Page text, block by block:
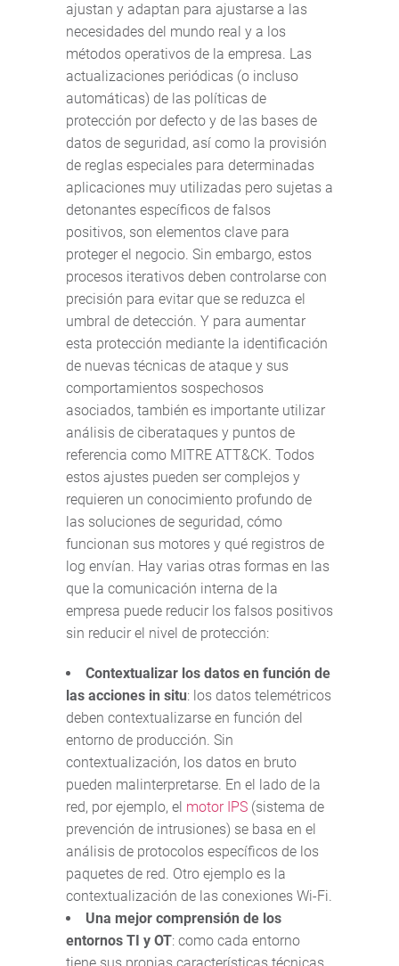
ajustan y adaptan para ajustarse a las
necesidades del mundo real y a los
métodos operativos de la empresa. Las
actualizaciones periódicas (o incluso
automáticas) de las políticas de
protección por defecto y de las bases de
datos de seguridad, así como la provisión
de reglas especiales para determinadas
aplicaciones muy utilizadas pero sujetas a
detonantes específicos de falsos
positivos, son elementos clave para
proteger el negocio. Sin embargo, estos
procesos iterativos deben controlarse con
precisión para evitar que se reduzca el
umbral de detección. Y para aumentar
esta protección mediante la identificación
de nuevas técnicas de ataque y sus
comportamientos sospechosos
asociados, también es importante utilizar
análisis de ciberataques y puntos de
referencia como MITRE ATT&CK. Todos
estos ajustes pueden ser complejos y
requieren un conocimiento profundo de
las soluciones de seguridad, cómo
funcionan sus motores y qué registros de
log envían. Hay varias otras formas en las
que la comunicación interna de la
empresa puede reducir los falsos positivos
sin reducir el nivel de protección:
Contextualizar los datos en función de
las acciones in situ: los datos telemétricos
deben contextualizarse en función del
entorno de producción. Sin
contextualización, los datos en bruto
pueden malinterpretarse. En el lado de la
red, por ejemplo, el motor IPS (sistema de
prevención de intrusiones) se basa en el
análisis de protocolos específicos de los
paquetes de red. Otro ejemplo es la
contextualización de las conexiones Wi-Fi.
Una mejor comprensión de los
entornos TI y OT: como cada entorno